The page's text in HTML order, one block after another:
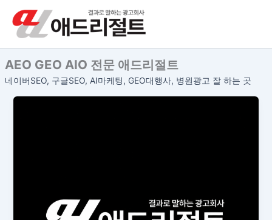
로
건
너
AEO GEO AIO 전문 애드리절트
네이버SEO, 구글SEO, AI마케팅, GEO대행사, 병원광고 잘 하는 곳